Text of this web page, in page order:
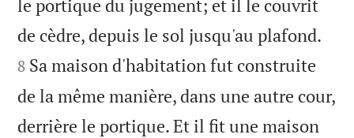
le portique du jugement; et il le couvrit
de cèdre, depuis le sol jusqu'au plafond.
8 Sa maison d'habitation fut construite
de la même manière, dans une autre cour,
derrière le portique. Et il fit une maison